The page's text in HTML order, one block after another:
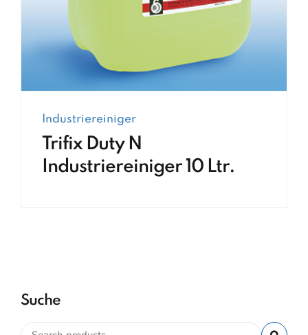
Industriereiniger
Trifix Duty N
Industriereiniger 10 Ltr.
Suche